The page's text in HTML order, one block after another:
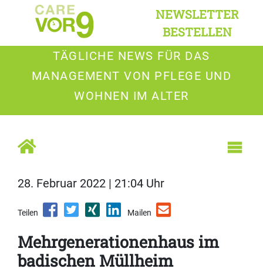
NEWSLETTER
BESTELLEN
TÄGLICHE NEWS FÜR DAS
MANAGEMENT VON PFLEGE UND
WOHNEN IM ALTER
28. Februar 2022 | 21:04 Uhr
Teilen Mailen
Mehrgenerationenhaus im
badischen Müllheim